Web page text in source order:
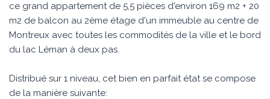
ce grand appartement de 5,5 pièces d'environ 169 m2 + 20
m2 de balcon au 2ème étage d'un immeuble au centre de
Montreux avec toutes les commodités de la ville et le bord
du lac Léman à deux pas.
Distribué sur 1 niveau, cet bien en parfait état se compose
de la manière suivante: